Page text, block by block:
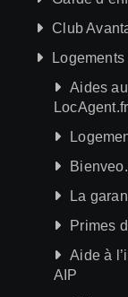
Club
Logements
Aides
LocAgent.fr
La
Primes
Aide à
AIP